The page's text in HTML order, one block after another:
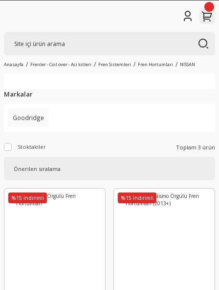
Anasayfa Frenler - Coil over - Aci kitleri Fren Sistemleri Fren Hortumları NİSSAN
Markalar
Goodridge
Stoktakiler Toplam 3 ürün
%15 İndirimli %15 İndirimli